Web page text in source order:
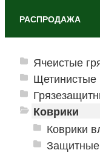
РАСПРОДАЖА
Ячеистые
Щетинистые
Коврики
Коврики
Защитные